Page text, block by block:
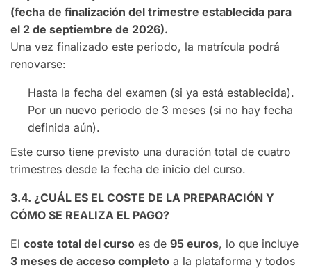
(fecha de finalización del trimestre establecida para
el 2 de septiembre de 2026).
Una vez finalizado este periodo, la matrícula podrá
renovarse:
Hasta la fecha del examen (si ya está establecida).
Por un nuevo periodo de 3 meses (si no hay fecha
definida aún).
Este curso tiene previsto una duración total de cuatro
trimestres desde la fecha de inicio del curso.
3.4. ¿CUÁL ES EL COSTE DE LA PREPARACIÓN Y
CÓMO SE REALIZA EL PAGO?
El coste total del curso es de 95 euros, lo que incluye
3 meses de acceso completo a la plataforma y todos